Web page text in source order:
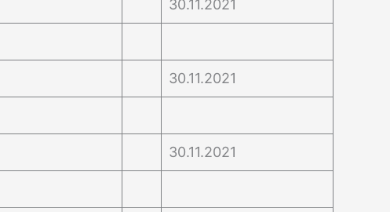
30.11.2021
30.11.2021
30.11.2021